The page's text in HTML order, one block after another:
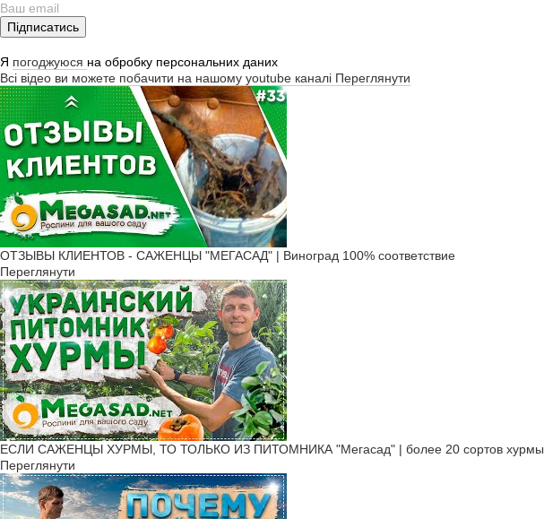
Підписатись
Я погоджуюся на обробку персональних даних
Всі відео ви можете побачити на нашому youtube каналі Переглянути
ОТЗЫВЫ КЛИЕНТОВ - САЖЕНЦЫ "МЕГАСАД" | Виноград 100% соответствие
Переглянути
ЕСЛИ САЖЕНЦЫ ХУРМЫ, ТО ТОЛЬКО ИЗ ПИТОМНИКА "Мегасад" | более 20 сортов хурмы
Переглянути